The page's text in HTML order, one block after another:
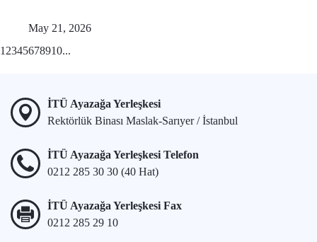
May 21, 2026
1 2345678910...
İTÜ Ayazağa Yerleşkesi
Rektörlük Binası Maslak-Sarıyer / İstanbul
İTÜ Ayazağa Yerleşkesi Telefon
0212 285 30 30 (40 Hat)
İTÜ Ayazağa Yerleşkesi Fax
0212 285 29 10